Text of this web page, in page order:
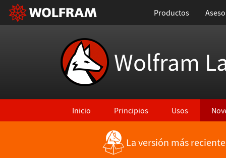
Productos
Wolfram
Inicio Principios Usos
La versión más